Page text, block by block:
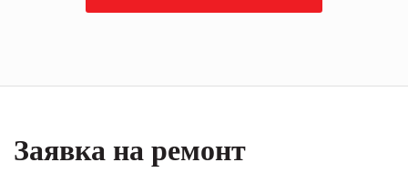
Заявка на ремонт